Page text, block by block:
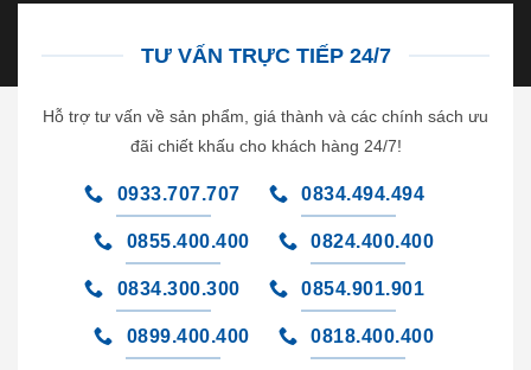
TƯ VẤN TRỰC TIẾP 24/7
Hỗ trợ tư vấn về sản phẩm, giá thành và các chính sách ưu
đãi chiết khấu cho khách hàng 24/7!
0933.707.707 0834.494.494
0855.400.400 0824.400.400
0834.300.300 0854.901.901
0899.400.400 0818.400.400